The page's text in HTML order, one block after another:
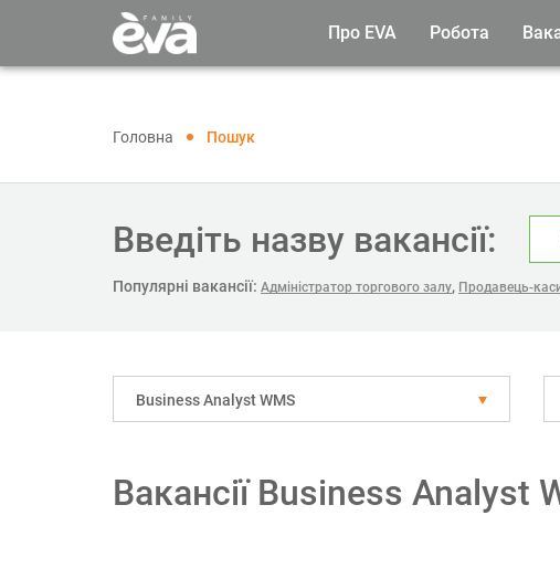
Про EVA Робота
Головна Пошук
Введіть назву вакансії:
Популярні вакансії: Адміністратор торгового залу, Продавець-
Business Analyst WMS
Вакансії Business Analyst